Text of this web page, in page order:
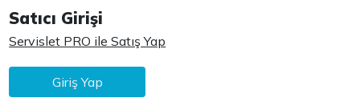
Satıcı Girişi
Servislet PRO ile Satış Yap
Giriş Yap